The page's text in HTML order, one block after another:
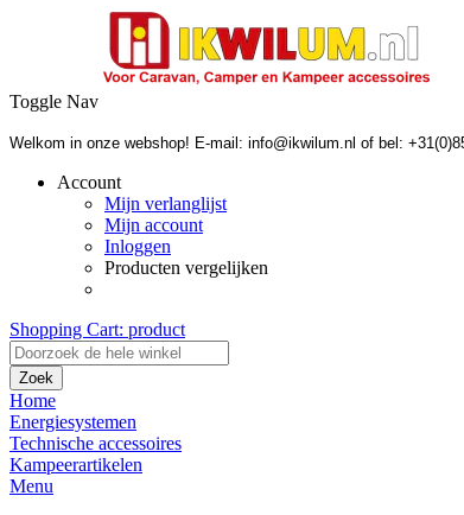
Toggle Nav
Welkom in onze webshop! E-mail: info@ikwilum.nl of bel:
Account
Mijn verlanglijst
Mijn account
Inloggen
Producten vergelijken
Shopping Cart: product
Zoek
Home
Energiesystemen
Technische accessoires
Kampeerartikelen
Menu